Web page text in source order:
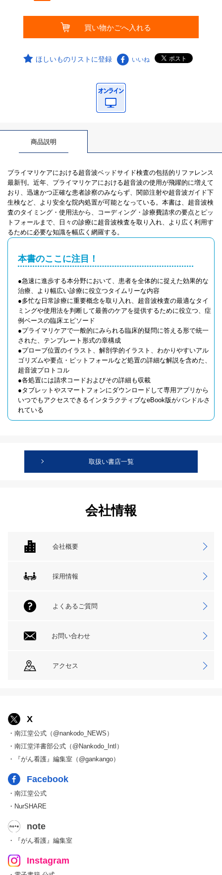
ほしいものリストに登録 いいね
商品説明
プライマリケアにおける超音波ベッドサイド検査の包括的リファレンス
最新刊。近年、プライマリケアにおける超音波の使用が飛躍的に増えて
おり、迅速かつ正確な患者診察のみならず、関節注射や超音波ガイド下
生検など、より安全な院内処置が可能となっている。本書は、超音波検
査のタイミング・使用法から、コーディング・診療費請求の要点とピッ
トフォールまで、日々の診療に超音波検査を取り入れ、より広く利用す
るために必要な知識を幅広く網羅する。
本書のここに注目！
●急速に進歩する本分野において、患者を全体的に捉えた効果的な
治療、より幅広い診療に役立つタイムリーな内容
●多忙な日常診療に重要概念を取り入れ、超音波検査の最適なタイ
ミングや使用法を判断して最善のケアを提供するために役立つ、症
例ベースの臨床エピソード
●プライマリケアで一般的にみられる臨床的疑問に答える形で統一
された、テンプレート形式の章構成
●プローブ位置のイラスト、解剖学的イラスト、わかりやすいアル
ゴリズムや要点・ピットフォールなど処置の詳細な解説を含めた、
超音波プロトコル
●各処置には請求コードおよびその詳細も収載
●タブレットやスマートフォンにダウンロードして専用アプリから
いつでもアクセスできるインタラクティブなeBook版がバンドルさ
れている
取扱い書店一覧
会社情報
会社概要
採用情報
よくあるご質問
お問い合わせ
アクセス
X
・南江堂公式（@nankodo_NEWS）
・南江堂洋書部公式（@Nankodo_Intl）
・『がん看護』編集室（@gankango）
Facebook
・南江堂公式
・NurSHARE
note
・『がん看護』編集室
Instagram